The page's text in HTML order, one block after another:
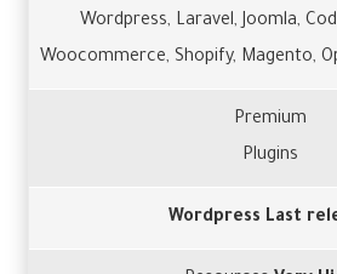
Wordpress, Laravel, Joomla,
Woocommerce, Shopify, Magento,
Premium
Plugins
Wordpress Last